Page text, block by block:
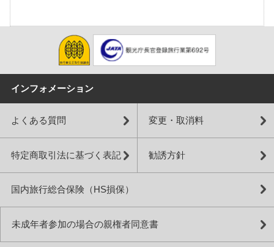
インフォメーション
よくある質問 変更・取消料
特定商取引法に基づく表記 勧誘方針
国内旅行総合保険（HS損保）
未成年者参加の場合の親権者同意書